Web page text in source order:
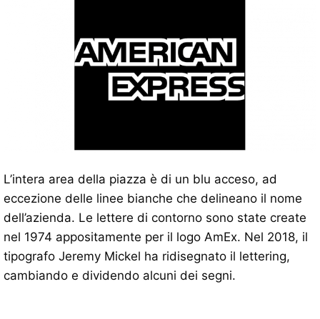
L’intera area della piazza è di un blu acceso, ad
eccezione delle linee bianche che delineano il nome
dell’azienda. Le lettere di contorno sono state create
nel 1974 appositamente per il logo AmEx. Nel 2018, il
tipografo Jeremy Mickel ha ridisegnato il lettering,
cambiando e dividendo alcuni dei segni.